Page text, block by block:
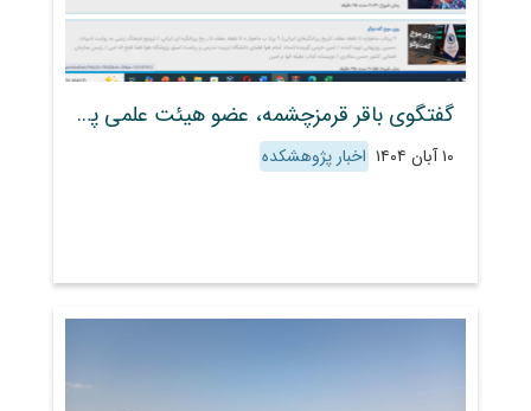
گفتگوی باقر قرمزچشمه، عضو هیئت علمی پژوهشکده حفاظت خاک و آبخیزداری با رادیو گفتگو
۱۰ آبان ۱۴۰۴ اخبار پژوهشکده